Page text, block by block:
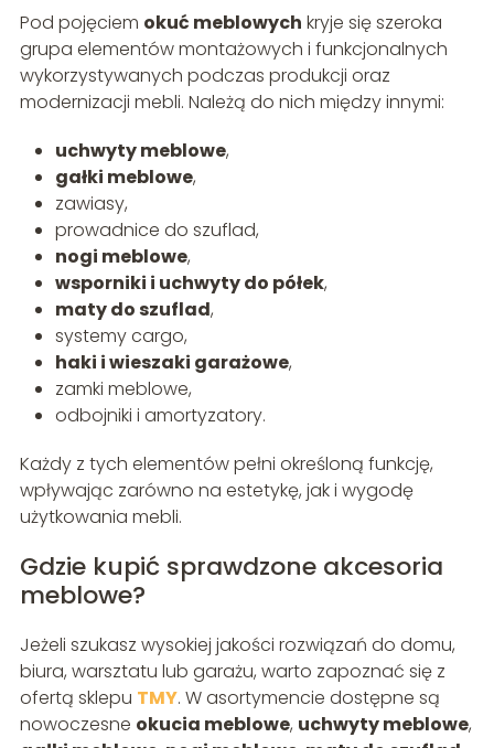
Pod pojęciem okuć meblowych kryje się szeroka
grupa elementów montażowych i funkcjonalnych
wykorzystywanych podczas produkcji oraz
modernizacji mebli. Należą do nich między innymi:
uchwyty meblowe,
gałki meblowe,
zawiasy,
prowadnice do szuflad,
nogi meblowe,
wsporniki i uchwyty do półek,
maty do szuflad,
systemy cargo,
haki i wieszaki garażowe,
zamki meblowe,
odbojniki i amortyzatory.
Każdy z tych elementów pełni określoną funkcję,
wpływając zarówno na estetykę, jak i wygodę
użytkowania mebli.
Gdzie kupić sprawdzone akcesoria
meblowe?
Jeżeli szukasz wysokiej jakości rozwiązań do domu,
biura, warsztatu lub garażu, warto zapoznać się z
ofertą sklepu TMY. W asortymencie dostępne są
nowoczesne okucia meblowe, uchwyty meblowe,